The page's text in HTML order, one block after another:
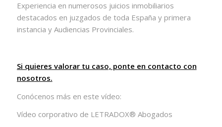
Experiencia en numerosos juicios inmobiliarios
destacados en juzgados de toda España y primera
instancia y Audiencias Provinciales.
Si quieres valorar tu caso, ponte en contacto con
nosotros.
Conócenos más en este vídeo:
Vídeo corporativo de LETRADOX® Abogados